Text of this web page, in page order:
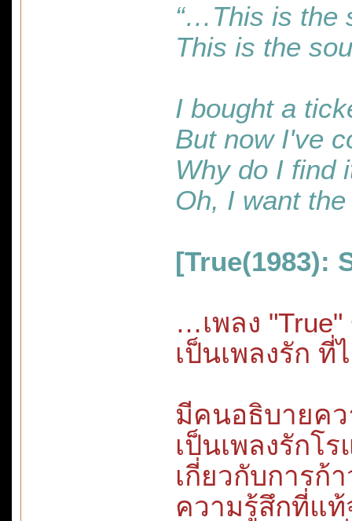
“…This is the
This is the
I bought a
But now I've
Why do I find
Oh, I want
[True(1983):
…เพลง "True"
เป็นเพลงรัก ที่
มีคนอธิบายคว
เป็นเพลงรักโ
เกี่ยวกับการก้
ความรู้สึกที่แท้